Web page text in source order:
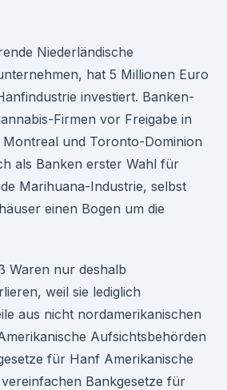
Niederländische
hat 5 Millionen Euro
investiert. Banken-
Firmen vor Freigabe in
und Toronto-Dominion
als Banken erster Wahl für
Marihuana-Industrie, selbst
einen Bogen um die
Waren nur deshalb
weil sie lediglich
aus nicht nordamerikanischen
Aufsichtsbehörden
für Hanf Amerikanische
Bankgesetze für